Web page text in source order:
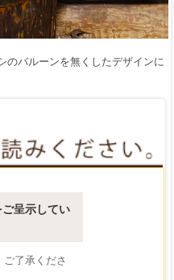
のバルーンを無くしたデザインに